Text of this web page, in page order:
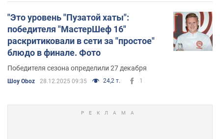
"Это уровень "Пузатой хаты":
победителя "МастерШеф 16"
раскритиковали в сети за "простое"
блюдо в финале. Фото
Победителя сезона определили 27 декабря
Шоу Oboz 28.12.2025 09:35 24,2 т. 1